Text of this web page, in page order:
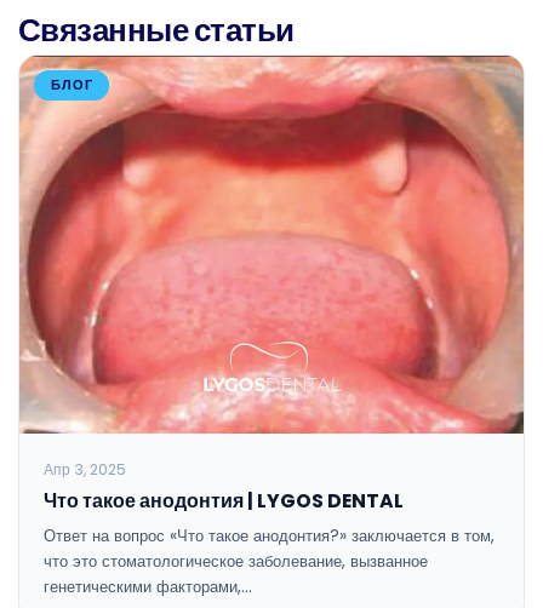
Связанные статьи
БЛОГ
Апр 3, 2025
Что такое анодонтия | LYGOS DENTAL
Ответ на вопрос «Что такое анодонтия?» заключается в том,
что это стоматологическое заболевание, вызванное
генетическими факторами,…